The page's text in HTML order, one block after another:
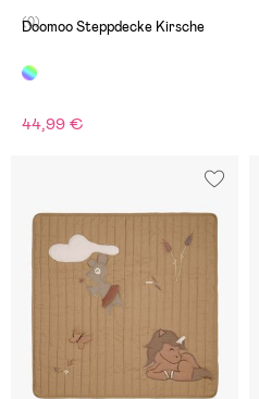
(0)
Doomoo Steppdecke Kirsche
44,99 €